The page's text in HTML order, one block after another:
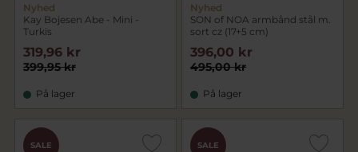
Nyhed
Kay Bojesen Abe - Mini -
Turkis
399,95 kr
319,96 kr
På lager
Nyhed
SON of NOA armbånd stål m.
sort cz (17+5 cm)
495,00 kr
396,00 kr
På lager
SALE SALE